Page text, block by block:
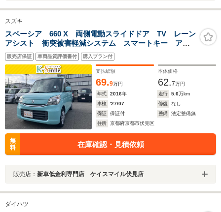
スズキ
スペーシア 660 X 両側電動スライドドア TV レーン
アシスト 衝突被害軽減システム スマートキー アイ
ドリングストップ 電動格納ミラー シートヒーター
ベンチシート CVT 盗難防止システム ABS ESC
販売店保証 車両品質評価書付 購入プラン付
支払総額
69.9万円
本体価格
62.7万円
年式
2016年 走行 5.6万km
車検
'27/07 修復
なし
保証
保証付 整備
法定整備無
住所
京都府京都市伏見区
無
料
在庫確認・見積依頼
販売店： 新車低金利専門店 ケイスマイル伏見店
ダイハツ